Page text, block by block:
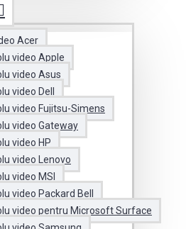
Acer
video Apple
video Asus
video Dell
video Fujitsu-Simens
video Gateway
video HP
video Lenovo
video MSI
video Packard Bell
video pentru Microsoft Surface